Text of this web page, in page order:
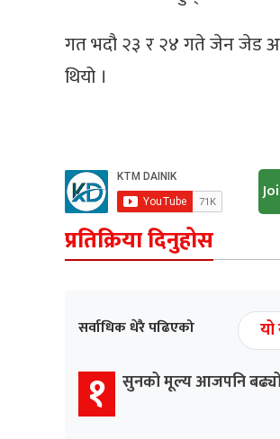
गत भदौ २३ र २४ गते जेन जेड
थियो ।
प्रतिक्रिया दिनुहोस
सर्वाधिक धेरै पढिएको
१ सुनको मूल्य आजपनि